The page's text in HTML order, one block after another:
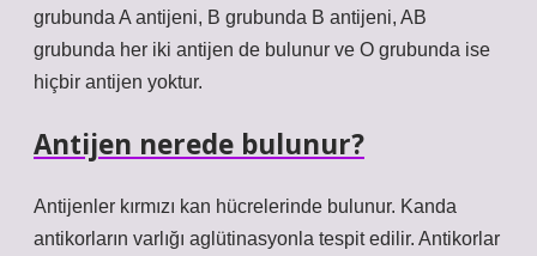
grubunda A antijeni, B grubunda B antijeni, AB
grubunda her iki antijen de bulunur ve O grubunda ise
hiçbir antijen yoktur.
Antijen nerede bulunur?
Antijenler kırmızı kan hücrelerinde bulunur. Kanda
antikorların varlığı aglütinasyonla tespit edilir. Antikorlar